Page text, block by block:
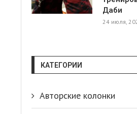
Даби
24 июля,
КАТЕГОРИИ
Авторские колонки